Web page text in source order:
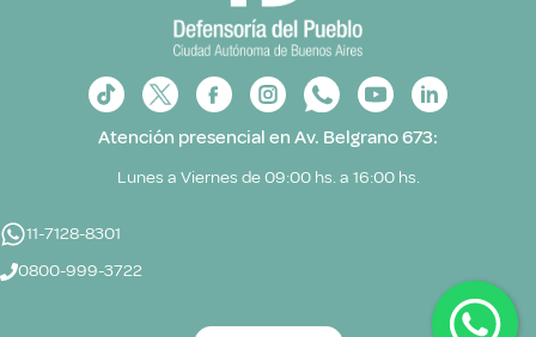
Atención presencial en Av. Belgrano 673:
Lunes a Viernes de 09:00 hs. a 16:00 hs.
11-7128-8301
0800-999-3722